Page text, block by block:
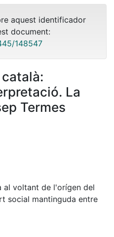
aquest identificador
document:
148547
La
Termes
al voltant de l'orígen del
social mantinguda entre